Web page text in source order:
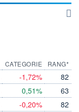
CATEGORIE
-1,72%
0,51%
-0,20%
RANG*
82
63
82